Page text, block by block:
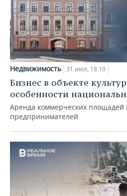
Недвижимость 31 июл, 18:10
Бизнес в объекте
особенности
Аренда коммерческих площадей
предпринимателей